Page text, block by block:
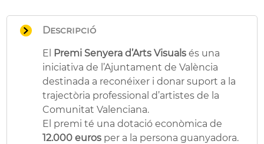
Descripció
El Premi Senyera d’Arts Visuals és una
iniciativa de l’Ajuntament de València
destinada a reconéixer i donar suport a la
trajectòria professional d’artistes de la
Comunitat Valenciana.
El premi té una dotació econòmica de
12.000 euros per a la persona guanyadora.